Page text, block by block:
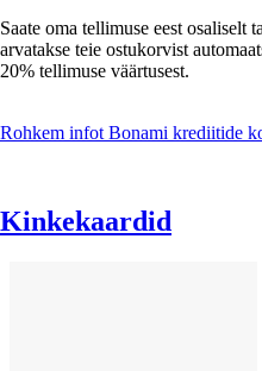
Saate oma tellimuse eest osaliselt
arvatakse teie ostukorvist
20% tellimuse väärtusest.
Rohkem infot Bonami krediitide
Kinkekaardid